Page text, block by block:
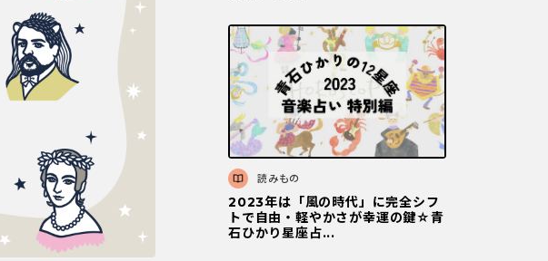
読みもの
2023年は「風の時代」に完全シフ
トで自由・軽やかさが幸運の鍵☆青
石ひかり星座占...